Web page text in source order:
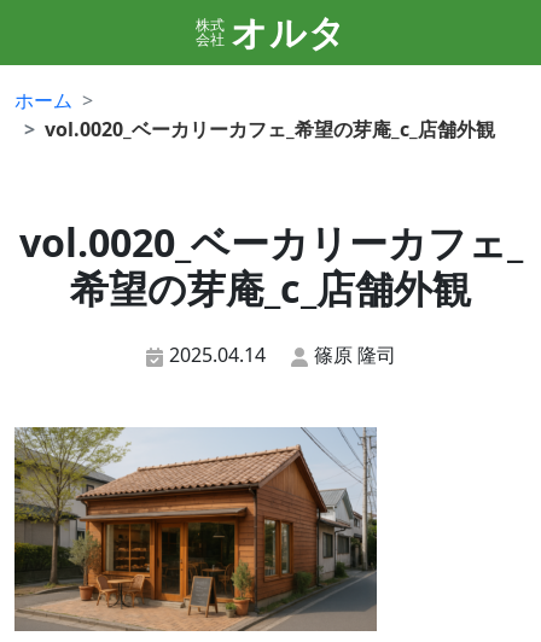
株式
会社 オルタ
ホーム
vol.0020_ベーカリーカフェ_希望の芽庵_c_店舗外観
vol.0020_ベーカリーカフェ_
希望の芽庵_c_店舗外観
2025.04.14 篠原 隆司